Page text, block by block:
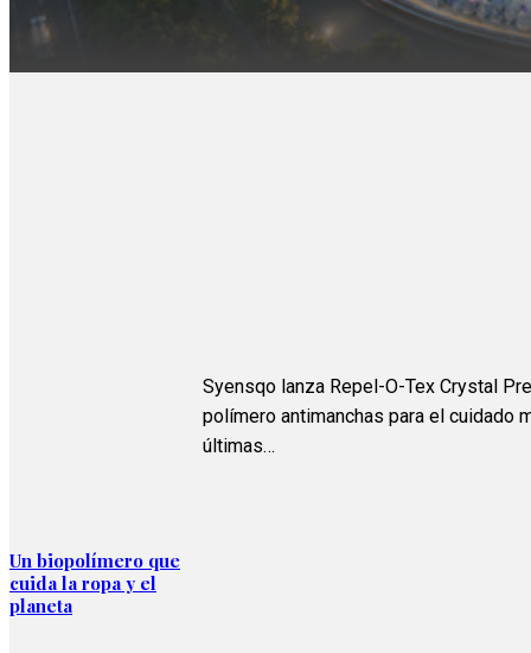
Un biopolímero que
cuida la ropa y el
planeta
Syensqo lanza Repel-O-Tex Crystal
polímero antimanchas para el cuidado
últimas…